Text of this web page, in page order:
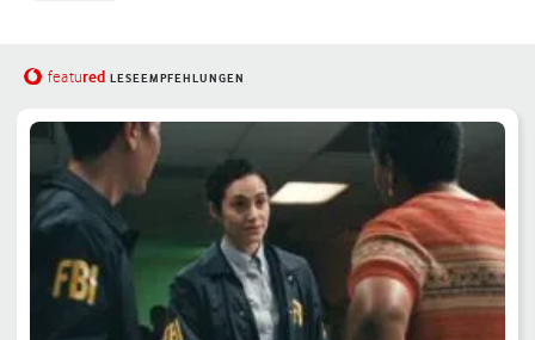
featured LESEEMPFEHLUNGEN